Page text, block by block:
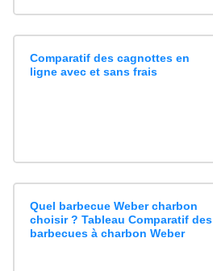
Comparatif des cagnottes en
ligne avec et sans frais
Quel barbecue Weber charbon
choisir ? Tableau Comparatif des
barbecues à charbon Weber